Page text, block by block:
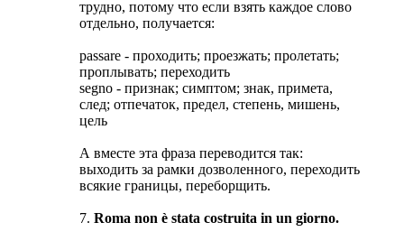
трудно, потому что если взять каждое слово
отдельно, получается:
passare - проходить; проезжать; пролетать;
проплывать; переходить
segno - признак; симптом; знак, примета,
след; отпечаток, предел, степень, мишень,
цель
А вместе эта фраза переводится так:
выходить за рамки дозволенного, переходить
всякие границы, переборщить.
7. Roma non è stata costruita in un giorno.